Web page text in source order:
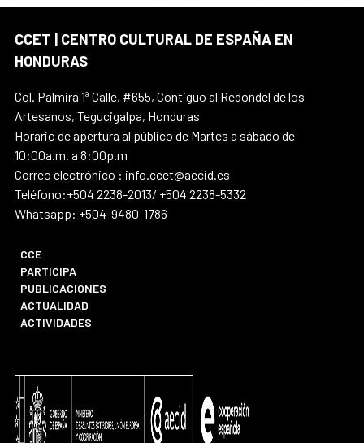
CCET | CENTRO CULTURAL DE ESPAÑA EN
HONDURAS
Col. Palmira 1ª Calle, #655, Contiguo al Redondel de los
Artesanos, Tegucigalpa, Honduras
Horario de apertura al público de Martes a sábado de
10:00a.m. a 8:00p.m
Correo electrónico : info.ccet@aecid.es
Teléfono:+504 2238-2013/ +504 2238-5332
Whatsapp: +504-9480-1786
CCE
PARTICIPA
PUBLICACIONES
ACTUALIDAD
ACTIVIDADES